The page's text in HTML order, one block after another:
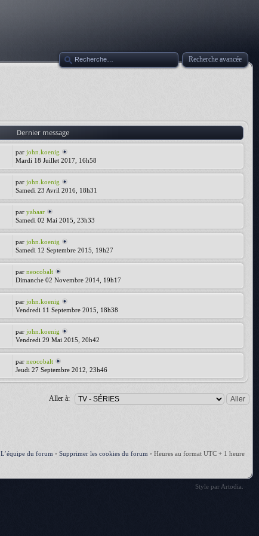
Recherche avancée
Dernier message
parjohn.koenig
Mardi 18 Juillet 2017, 16h58
parjohn.koenig
Samedi 23 Avril 2016, 18h31
paryabaar
Samedi 02 Mai 2015, 23h33
parjohn.koenig
Samedi 12 Septembre 2015, 19h27
parneocobalt
Dimanche 02 Novembre 2014, 19h17
parjohn.koenig
Vendredi 11 Septembre 2015, 18h38
parjohn.koenig
Vendredi 29 Mai 2015, 20h42
parneocobalt
Jeudi 27 Septembre 2012, 23h46
Aller à:
L’équipe du forum • Supprimer les cookies du forum • Heures au format UTC + 1 heure
Style par Artodia